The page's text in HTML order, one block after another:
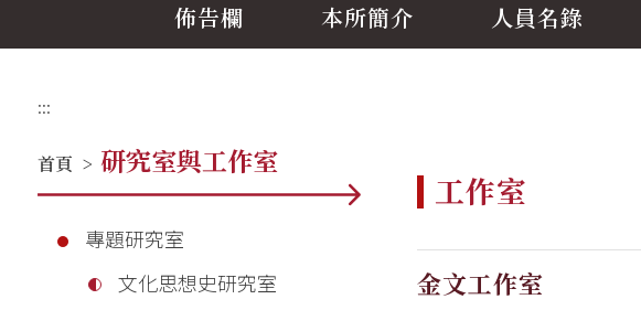
佈告欄 本所簡介 人員名錄
:::
首頁 > 研究室與工作室
專題研究室
文化思想史研究室
工作室
金文工作室